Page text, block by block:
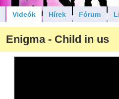
Videók Hírek Fórum
Enigma - Child in us